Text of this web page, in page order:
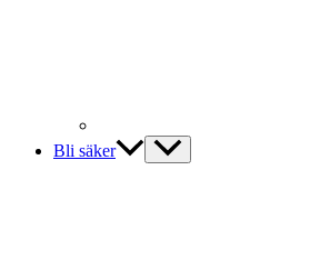
Bli säker